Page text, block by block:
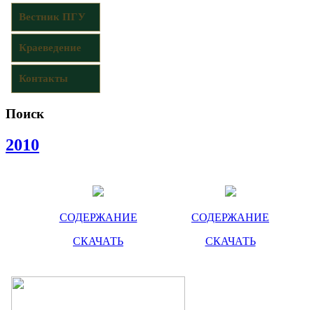
Вестник ПГУ
Краеведение
Контакты
Поиск
2010
СОДЕРЖАНИЕ
СКАЧАТЬ
СОДЕРЖАНИЕ
СКАЧАТЬ